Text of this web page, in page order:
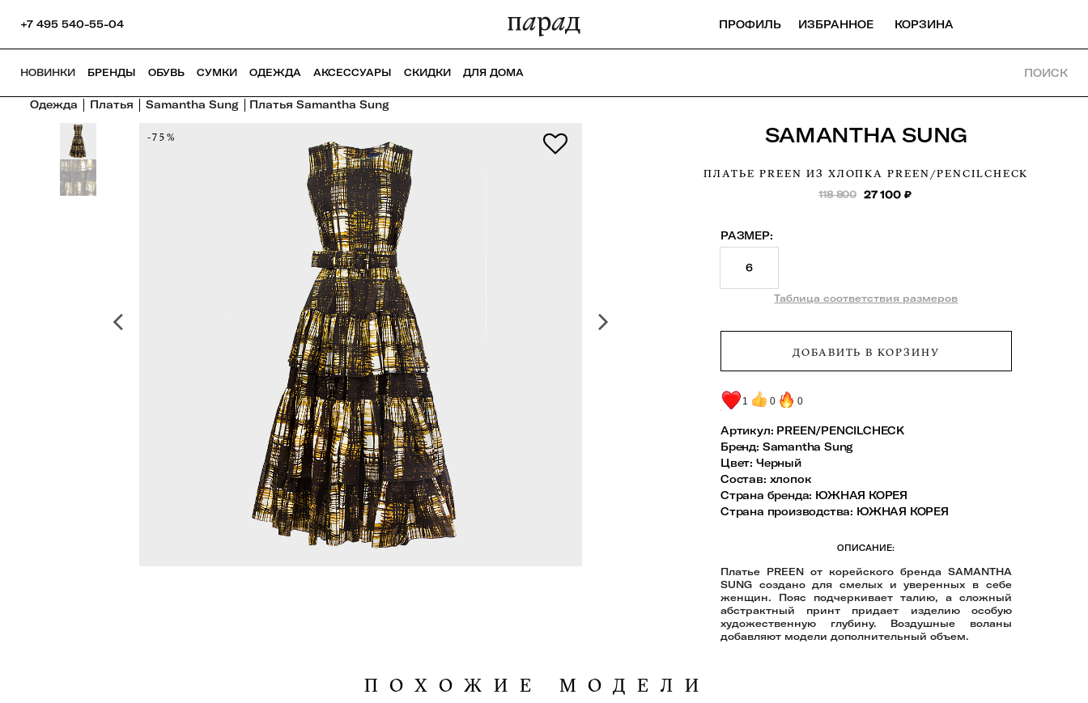
+7 495 540-55-04 ПРОФИЛЬ ИЗБРАННОЕ КОРЗИНА
НОВИНКИ БРЕНДЫ ОБУВЬ СУМКИ ОДЕЖДА АКСЕССУАРЫ СКИДКИ ДЛЯ ДОМА ПОИСК
Одежда Платья Samantha Sung Платья Samantha Sung
-75% SAMANTHA SUNG
ПЛАТЬЕ PREEN ИЗ ХЛОПКА PREEN/PENCILCHECK
118 800 27 100₽
РАЗМЕР:
6
Таблица соответствия размеров
ДОБАВИТЬ В КОРЗИНУ
1 0 0
Артикул: PREEN/PENCILCHECK
Бренд: Samantha Sung
Цвет: Черный
Состав: хлопок
Страна бренда: ЮЖНАЯ КОРЕЯ
Страна производства: ЮЖНАЯ КОРЕЯ
ОПИСАНИЕ:
Платье PREEN от корейского бренда SAMANTHA
SUNG создано для смелых и уверенных в себе
женщин. Пояс подчеркивает талию, а сложный
абстрактный принт придает изделию особую
художественную глубину. Воздушные воланы
добавляют модели дополнительный объем.
ПОХОЖИЕ МОДЕЛИ